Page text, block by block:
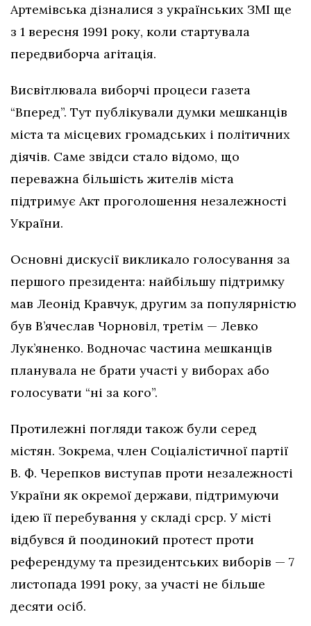
Артемівська дізналися з українських ЗМІ ще
з 1 вересня 1991 року, коли стартувала
передвиборча агітація.
Висвітлювала виборчі процеси газета
“Вперед”. Тут публікували думки мешканців
міста та місцевих громадських і політичних
діячів. Саме звідси стало відомо, що
переважна більшість жителів міста
підтримує Акт проголошення незалежності
України.
Основні дискусії викликало голосування за
першого президента: найбільшу підтримку
мав Леонід Кравчук, другим за популярністю
був В’ячеслав Чорновіл, третім — Левко
Лук’яненко. Водночас частина мешканців
планувала не брати участі у виборах або
голосувати “ні за кого”.
Протилежні погляди також були серед
містян. Зокрема, член Соціалістичної партії
В. Ф. Черепков виступав проти незалежності
України як окремої держави, підтримуючи
ідею її перебування у складі срср. У місті
відбувся й поодинокий протест проти
референдуму та президентських виборів — 7
листопада 1991 року, за участі не більше
десяти осіб.